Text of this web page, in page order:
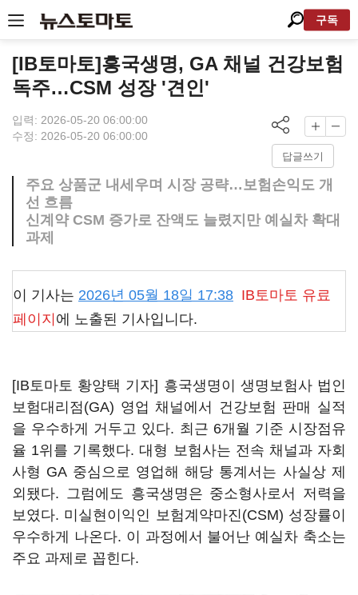
구독
[IB토마토]흥국생명, GA 채널 건강보험
독주…CSM 성장 '견인'
입력: 2026-05-20 06:00:00
수정: 2026-05-20 06:00:00
답글쓰기
주요 상품군 내세우며 시장 공략…보험손익도 개
선 흐름
신계약 CSM 증가로 잔액도 늘렸지만 예실차 확대
과제
이 기사는 2026년 05월 18일 17:38 IB토마토 유료
페이지 에 노출된 기사입니다.
[IB토마토 황양택 기자] 흥국생명이 생명보험사 법인
보험대리점(GA) 영업 채널에서 건강보험 판매 실적
을 우수하게 거두고 있다. 최근 6개월 기준 시장점유
율 1위를 기록했다. 대형 보험사는 전속 채널과 자회
사형 GA 중심으로 영업해 해당 통계서는 사실상 제
외됐다. 그럼에도 흥국생명은 중소형사로서 저력을
보였다. 미실현이익인 보험계약마진(CSM) 성장률이
우수하게 나온다. 이 과정에서 불어난 예실차 축소는
주요 과제로 꼽힌다.